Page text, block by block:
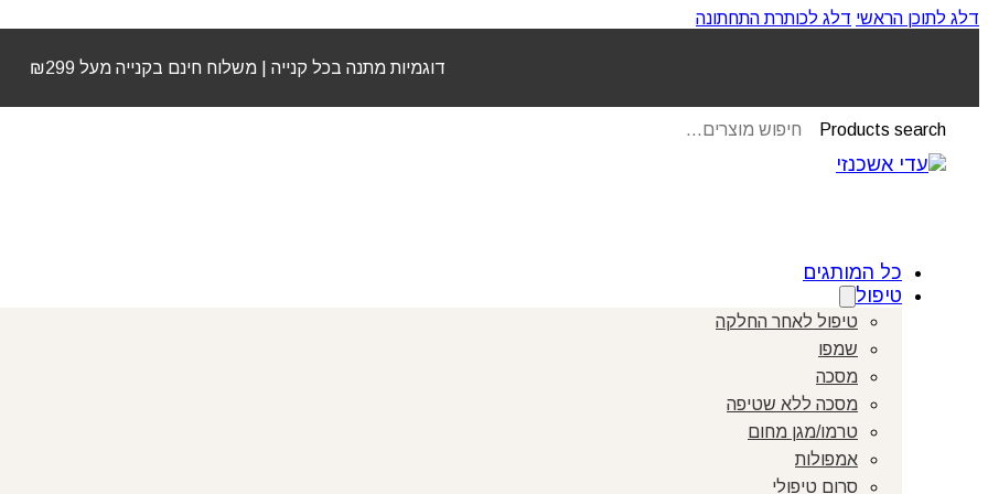
דלג לתוכן הראשי דלג לכותרת התחתונה
דוגמיות מתנה בכל קנייה | משלוח חינם בקנייה מעל ₪299
Products search
כל המותגים
טיפול
טיפול לאחר החלקה
שמפו
מסכה
מסכה ללא שטיפה
טרמו/מגן מחום
אמפולות
סרום טיפולי